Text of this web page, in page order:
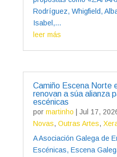
Rodríguez, Whigfield,
Isabel,...
leer más
Camiño Escena Norte
renovan a súa alianza
escénicas
por martinho Jul 17,
Novas, Outras Artes,
A Asociación Galega de
Escénicas, Escena